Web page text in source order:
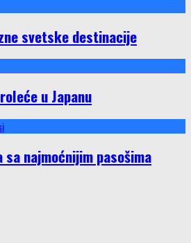
svetske destinacije
u Japanu
sa najmoćnijim pasošima